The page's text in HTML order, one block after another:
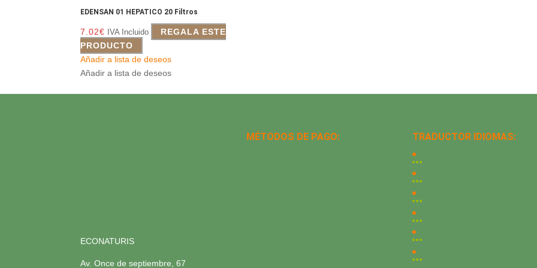
EDENSAN 01 HEPATICO 20 Filtros
7.02€ IVA Incluido
REGALA ESTE
PRODUCTO
Añadir a lista de deseos
Añadir a lista de deseos
ECONATURIS
Av. Once de septiembre, 67
MÉTODOS DE PAGO: TRADUCTOR IDIOMAS: